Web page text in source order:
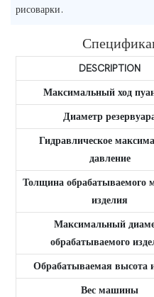
рисоварки.
DESCRIPTION
Максимальный ход
Диаметр
Гидравлическое
давление
Толщина обрабатываемого
изделия
Максимальный
обрабатываемого
Обрабатываемая высота
Вес машины